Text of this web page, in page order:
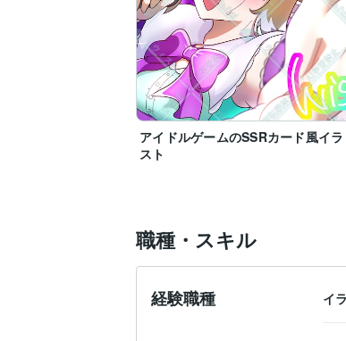
アイドルゲームのSSRカード風イラ
スト
職種・スキル
経験職種 イ